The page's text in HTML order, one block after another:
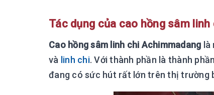
Tác dụng của cao hồng sâm
Cao hồng sâm linh chi Achimmadang là
và linh chi. Với thành phần là thành
đang có sức hút rất lớn trên thị trường